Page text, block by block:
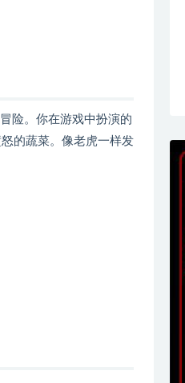
险。你在游戏中扮演的
的蔬菜。像老虎一样发